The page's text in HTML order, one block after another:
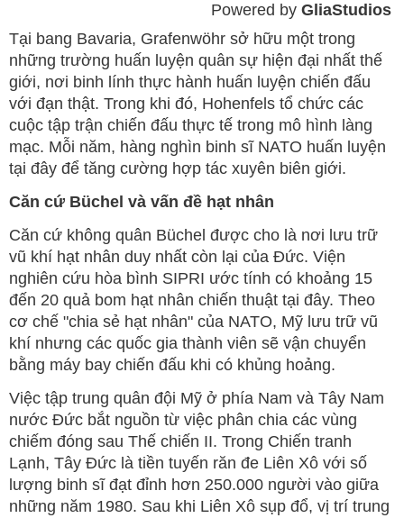
Powered by GliaStudios
Tại bang Bavaria, Grafenwöhr sở hữu một trong
những trường huấn luyện quân sự hiện đại nhất thế
giới, nơi binh lính thực hành huấn luyện chiến đấu
với đạn thật. Trong khi đó, Hohenfels tổ chức các
cuộc tập trận chiến đấu thực tế trong mô hình làng
mạc. Mỗi năm, hàng nghìn binh sĩ NATO huấn luyện
tại đây để tăng cường hợp tác xuyên biên giới.
Căn cứ Büchel và vấn đề hạt nhân
Căn cứ không quân Büchel được cho là nơi lưu trữ
vũ khí hạt nhân duy nhất còn lại của Đức. Viện
nghiên cứu hòa bình SIPRI ước tính có khoảng 15
đến 20 quả bom hạt nhân chiến thuật tại đây. Theo
cơ chế "chia sẻ hạt nhân" của NATO, Mỹ lưu trữ vũ
khí nhưng các quốc gia thành viên sẽ vận chuyển
bằng máy bay chiến đấu khi có khủng hoảng.
Việc tập trung quân đội Mỹ ở phía Nam và Tây Nam
nước Đức bắt nguồn từ việc phân chia các vùng
chiếm đóng sau Thế chiến II. Trong Chiến tranh
Lạnh, Tây Đức là tiền tuyến răn đe Liên Xô với số
lượng binh sĩ đạt đỉnh hơn 250.000 người vào giữa
những năm 1980. Sau khi Liên Xô sụp đổ, vị trí trung